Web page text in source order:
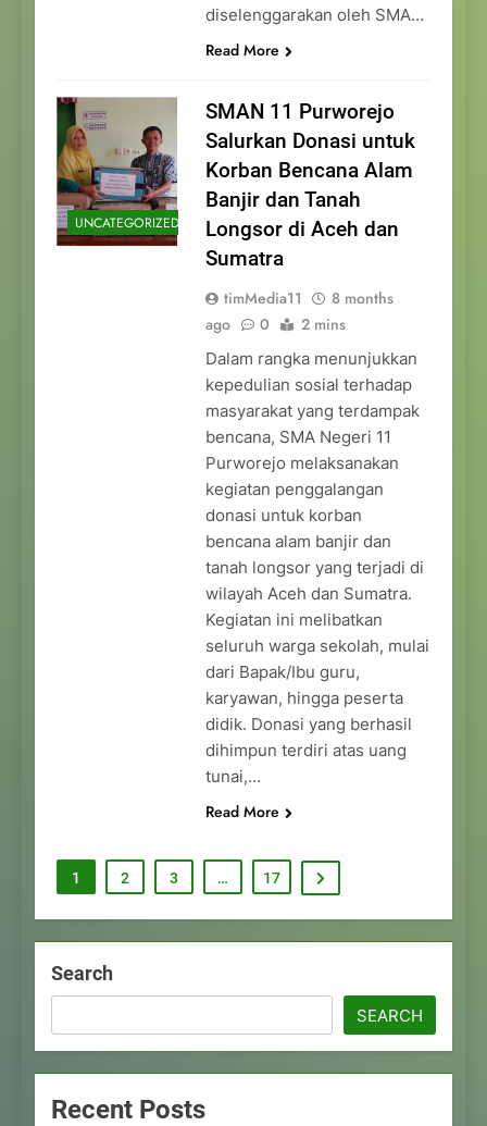
diselenggarakan oleh SMA…
Read More
UNCATEGORIZED
SMAN 11 Purworejo
Salurkan Donasi untuk
Korban Bencana Alam
Banjir dan Tanah
Longsor di Aceh dan
Sumatra
timMedia11
8 months
ago
0 2 mins
Dalam rangka menunjukkan
kepedulian sosial terhadap
masyarakat yang terdampak
bencana, SMA Negeri 11
Purworejo melaksanakan
kegiatan penggalangan
donasi untuk korban
bencana alam banjir dan
tanah longsor yang terjadi di
wilayah Aceh dan Sumatra.
Kegiatan ini melibatkan
seluruh warga sekolah, mulai
dari Bapak/Ibu guru,
karyawan, hingga peserta
didik. Donasi yang berhasil
dihimpun terdiri atas uang
tunai,…
Read More
1 2 3 … 17
Search
SEARCH
Recent Posts